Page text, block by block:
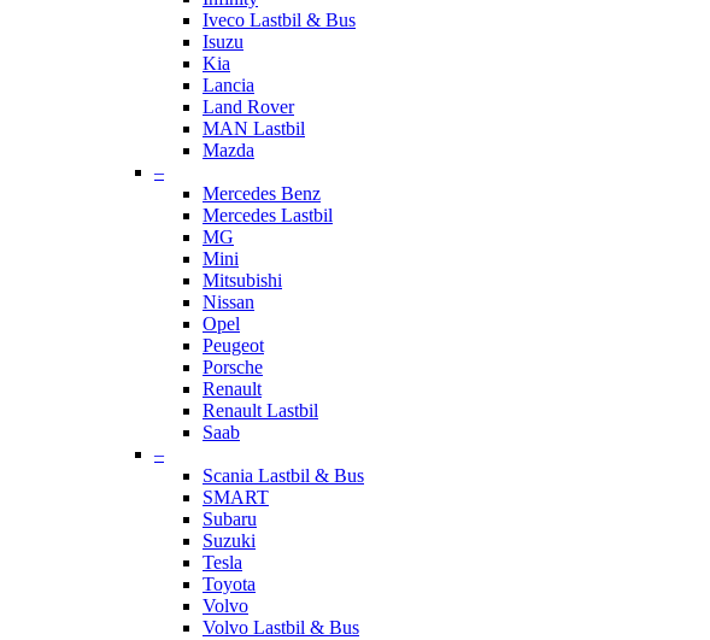
Iveco Lastbil & Bus
Isuzu
Kia
Lancia
Land Rover
MAN Lastbil
Mazda
–
Mercedes Benz
Mercedes Lastbil
MG
Mini
Mitsubishi
Nissan
Opel
Peugeot
Porsche
Renault
Renault Lastbil
Saab
–
Scania Lastbil & Bus
SMART
Subaru
Suzuki
Tesla
Toyota
Volvo
Volvo Lastbil & Bus